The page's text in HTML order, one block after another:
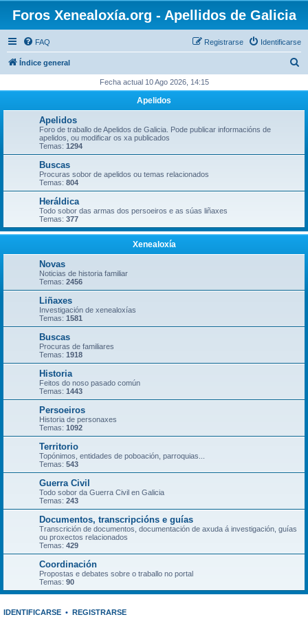
Foros Xenealoxía.org - Apellidos de Galicia
FAQ Identificarse
Registrarse
Índice general
c
Fecha actual 10 Ago 2026, 14:15
Apelidos
Apelidos
Foro de traballo de Apelidos de Galicia. Pode publicar informacións de
apelidos, ou modificar os xa publicados
Temas: 1294
Buscas
Procuras sobor de apelidos ou temas relacionados
Temas: 804
Heráldica
Todo sobor das armas dos persoeiros e as súas liñaxes
Temas: 377
Xenealoxía
Novas
Noticias de historia familiar
Temas: 2456
Liñaxes
Investigación de xenealoxías
Temas: 1581
Buscas
Procuras de familiares
Temas: 1918
Historia
Feitos do noso pasado común
Temas: 1443
Persoeiros
Historia de personaxes
Temas: 1092
Territorio
Topónimos, entidades de poboación, parroquias...
Temas: 543
Guerra Civil
Todo sobor da Guerra Civil en Galicia
Temas: 243
Documentos, transcripcións e guías
Transcrición de documentos, documentación de axuda á investigación, guías
ou proxectos relacionados
Temas: 429
Coordinación
Propostas e debates sobre o traballo no portal
Temas: 90
IDENTIFICARSE • REGISTRARSE